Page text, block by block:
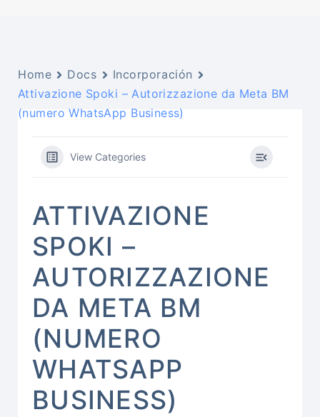
Home Docs
Incorporación
Attivazione Spoki – Autorizzazione da Meta BM
(numero WhatsApp Business)
View Categories
ATTIVAZIONE
SPOKI –
AUTORIZZAZIONE
DA META BM
(NUMERO
WHATSAPP
BUSINESS)